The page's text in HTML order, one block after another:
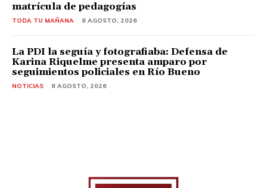
matrícula de pedagogías
TODA TU MAÑANA 8 AGOSTO, 2026
La PDI la seguía y fotografiaba: Defensa de
Karina Riquelme presenta amparo por
seguimientos policiales en Río Bueno
NOTICIAS 8 AGOSTO, 2026